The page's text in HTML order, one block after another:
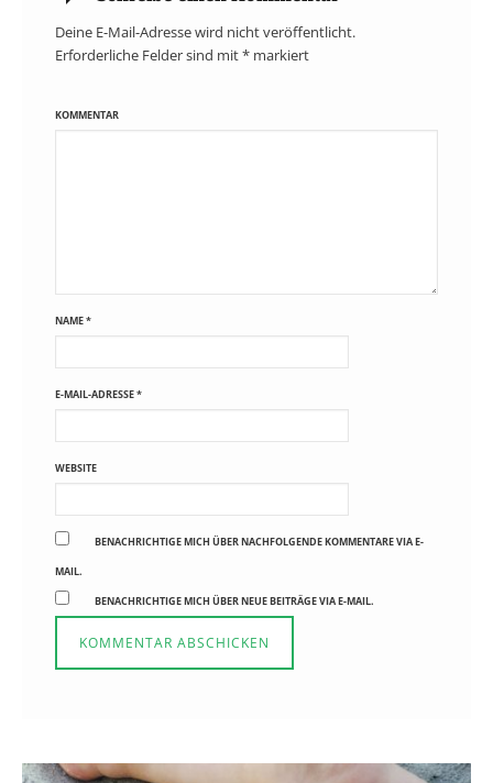
Deine E-Mail-Adresse wird nicht veröffentlicht.
Erforderliche Felder sind mit* markiert
KOMMENTAR
NAME*
E-MAIL-ADRESSE*
WEBSITE
BENACHRICHTIGE MICH ÜBER NACHFOLGENDE KOMMENTARE VIA E-
MAIL.
BENACHRICHTIGE MICH ÜBER NEUE BEITRÄGE VIA E-MAIL.